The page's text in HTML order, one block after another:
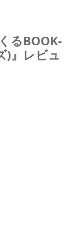
るBOOK-
)』レビュ